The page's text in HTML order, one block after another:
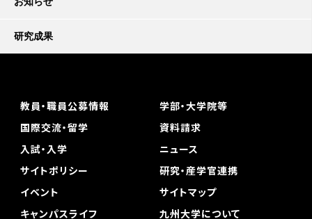
研究成果
教員・職員公募情報
学部・大学院等
国際交流・留学
資料請求
入試・入学
ニュース
サイトポリシー
研究・産学官連携
イベント
サイトマップ
キャンパスライフ
九州大学について